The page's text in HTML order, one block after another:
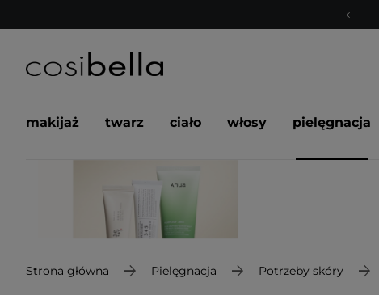
makijaż twarz ciało włosy pielęgnacja
Strona główna Pielęgnacja Potrzeby skóry